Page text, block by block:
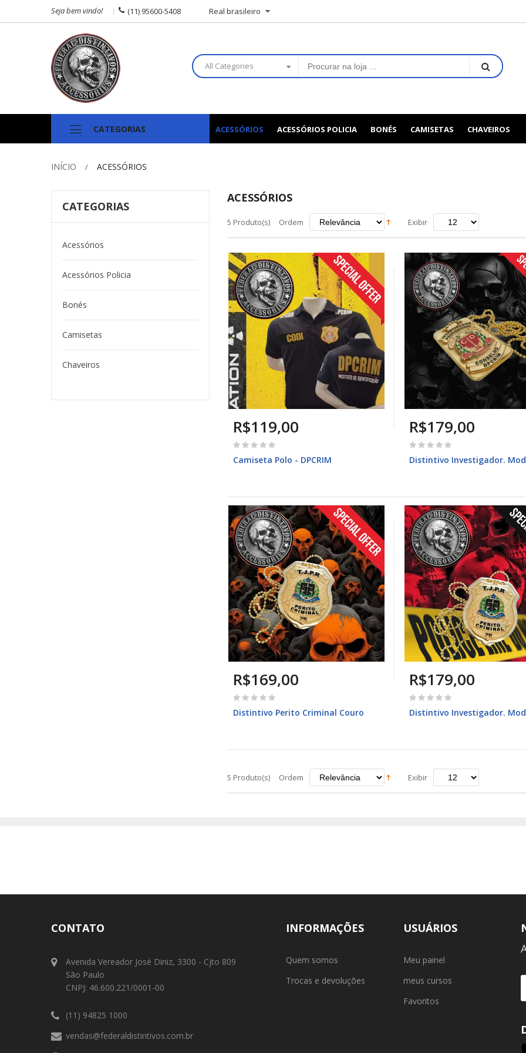
Seja bem vindo! (11) 95600-5408 Real brasileiro
All Categories
CATEGORIAS ACESSÓRIOS ACESSÓRIOS POLICIA BONÉS CAMISETAS CHAVEIROS
INÍCIO ACESSÓRIOS
CATEGORIAS
Acessórios
Acessórios Policia
Bonés
Camisetas
Chaveiros
ACESSÓRIOS
5 Produto(s) Ordem Exibir
R$119,00
Camiseta Polo - DPCRIM
R$179,00
Distintivo Investigador.
R$169,00
Distintivo Perito Criminal Couro
R$179,00
Distintivo Investigador. Mod
5 Produto(s) Ordem Exibir
CONTATO
Avenida Vereador José Diniz, 3300 - Cjto 809
São Paulo
CNPJ: 46.600.221/0001-00
(11) 94825 1000
vendas@federaldistintivos.com.br
INFORMAÇÕES
Quem somos
Trocas e devoluções
USUÁRIOS
Meu painel
meus cursos
Favoritos